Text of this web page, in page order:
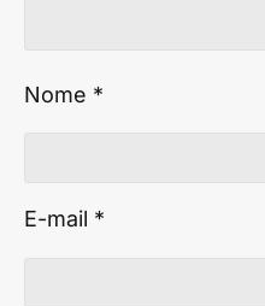
Nome *
E-mail *